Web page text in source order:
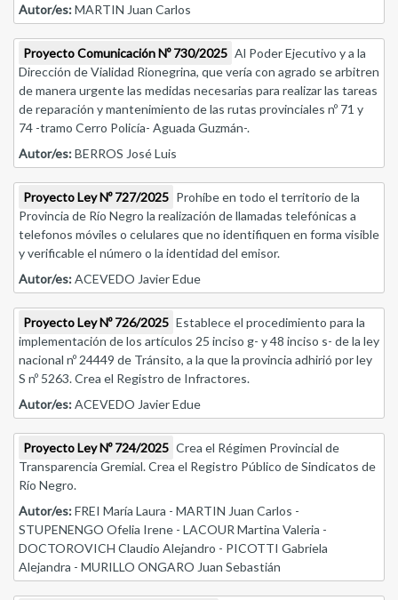
Autor/es:MARTIN Juan Carlos
Proyecto Comunicación Nº 730/2025 Al Poder Ejecutivo y a la
Dirección de Vialidad Rionegrina, que vería con agrado se arbitren
de manera urgente las medidas necesarias para realizar las tareas
de reparación y mantenimiento de las rutas provinciales nº 71 y
74 -tramo Cerro Policía- Aguada Guzmán-.
Autor/es:BERROS José Luis
Proyecto Ley Nº 727/2025 Prohíbe en todo el territorio de la
Provincia de Río Negro la realización de llamadas telefónicas a
telefonos móviles o celulares que no identifiquen en forma visible
y verificable el número o la identidad del emisor.
Autor/es:ACEVEDO Javier Edue
Proyecto Ley Nº 726/2025 Establece el procedimiento para la
implementación de los artículos 25 inciso g- y 48 inciso s- de la ley
nacional nº 24449 de Tránsito, a la que la provincia adhirió por ley
S nº 5263. Crea el Registro de Infractores.
Autor/es:ACEVEDO Javier Edue
Proyecto Ley Nº 724/2025 Crea el Régimen Provincial de
Transparencia Gremial. Crea el Registro Público de Sindicatos de
Río Negro.
Autor/es:FREI María Laura - MARTIN Juan Carlos -
STUPENENGO Ofelia Irene - LACOUR Martina Valeria -
DOCTOROVICH Claudio Alejandro - PICOTTI Gabriela
Alejandra - MURILLO ONGARO Juan Sebastián